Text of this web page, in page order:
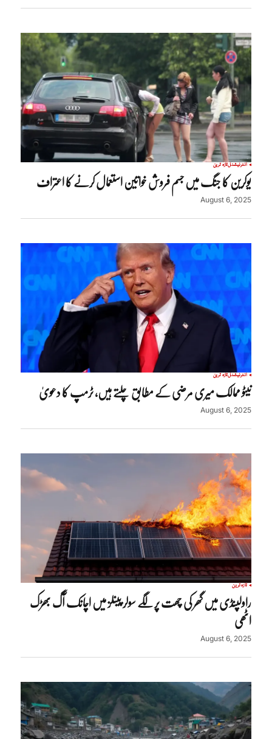
انٹرنیشنلتازہ ترین
یوکرین کا جنگ میں جسم فروش خواتین استعمال کرنے کا اعتراف
August 6, 2025
انٹرنیشنلتازہ ترین
نیٹو ممالک میری مرضی کے مطابق چلتے ہیں، ٹرمپ کا دعویٰ
August 6, 2025
تازہ ترین
راولپنڈی میں گھر کی چھت پر لگے سولر پینلز میں اچانک آگ بھڑک
اٹھی
August 6, 2025